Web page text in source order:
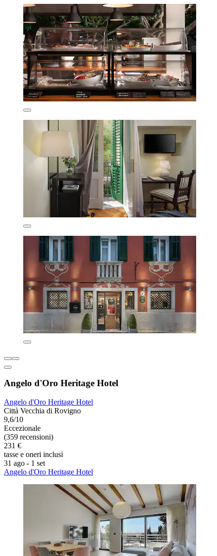
Angelo d'Oro Heritage Hotel
Angelo d'Oro Heritage Hotel
Città Vecchia di Rovigno
9,6/10
Eccezionale
(359 recensioni)
231 €
tasse e oneri inclusi
31 ago - 1 set
Angelo d'Oro Heritage Hotel